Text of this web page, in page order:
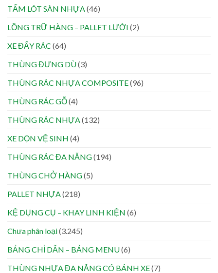
TẤM LÓT SÀN NHỰA (46)
LỒNG TRỮ HÀNG – PALLET LƯỚI (2)
XE ĐẨY RÁC (64)
THÙNG ĐỰNG DÙ(3)
THÙNG RÁC NHỰA COMPOSITE(96)
THÙNG RÁC GỖ(4)
THÙNG RÁC NHỰA (132)
XE DỌN VỆ SINH (4)
THÙNG RÁC ĐA NĂNG(194)
THÙNG CHỞ HÀNG(5)
PALLET NHỰA (218)
KỆ DỤNG CỤ – KHAY LINH KIỆN (6)
Chưa phân loại(3.245)
BẢNG CHỈ DẪN – BẢNG MENU(6)
THÙNG NHỰA ĐA NĂNG CÓ BÁNH XE(7)